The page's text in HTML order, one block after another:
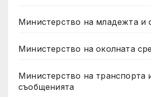
Министерство на младежта и
Министерство на околната
Министерство на транспорта
съобщенията